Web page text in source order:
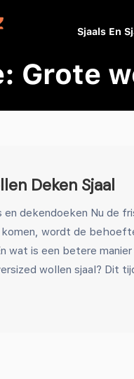
Sjaals En
Grote
Deken Sjaal
en dekendoeken Nu de
wordt de
wat is een betere
wollen sjaal? Dit